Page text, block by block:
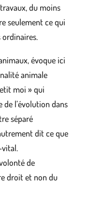
du moins
seulement ce qui
évoque ici
animale
moi » qui
l’évolution dans
séparé
dit ce que
vital.
de
droit et non du